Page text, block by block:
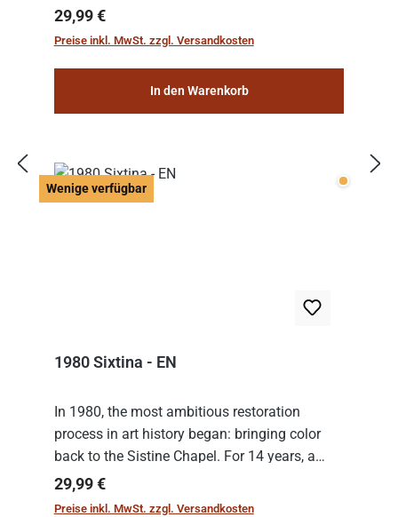
Regulärer Preis:
29,99 €
Preise inkl. MwSt. zzgl. Versandkosten
In den Warenkorb
Wenige verfügbar Wenige
1980 Sixtina - EN
In 1980, the most ambitious restoration
process in art history began: bringing color
back to the Sistine Chapel. For 14 years, a
team of experts from the Vatican undertook
the meticulous job of cleaning and
Regulärer Preis:
29,99 €
Preise inkl. MwSt. zzgl. Versandkosten